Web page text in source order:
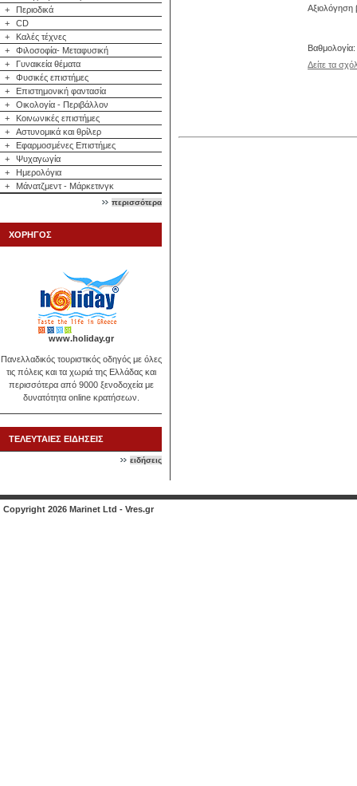
+
Περιοδικά
+
CD
+
Καλές τέχνες
+
Φιλοσοφία- Μεταφυσική
+
Γυναικεία θέματα
+
Φυσικές επιστήμες
+
Επιστημονική φαντασία
+
Οικολογία - Περιβάλλον
+
Κοινωνικές επιστήμες
+
Αστυνομικά και θρίλερ
+
Εφαρμοσμένες Επιστήμες
+
Ψυχαγωγία
+
Ημερολόγια
+
Μάνατζμεντ - Μάρκετινγκ
περισσότερα
ΧΟΡΗΓΟΣ
www.holiday.gr
Πανελλαδικός τουριστικός οδηγός με όλες
τις πόλεις και τα χωριά της Ελλάδας και
περισσότερα από 9000 ξενοδοχεία με
δυνατότητα online κρατήσεων.
ΤΕΛΕΥΤΑΙΕΣ ΕΙΔΗΣΕΙΣ
ειδήσεις
Αξιολόγηση
Βαθμολογία:
Δείτε τα
Copyright 2026 Marinet Ltd - Vres.gr